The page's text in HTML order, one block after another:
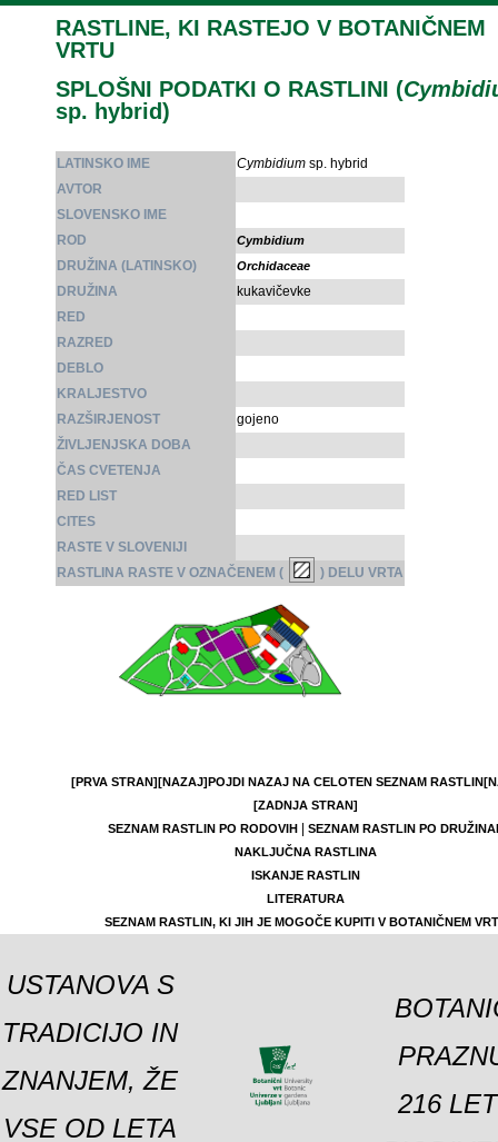
RASTLINE, KI RASTEJO V BOTANIČNEM
VRTU
SPLOŠNI PODATKI O RASTLINI (
sp. hybrid)
LATINSKO IME Cymbidium sp. hybrid
AVTOR
SLOVENSKO IME
ROD
Cymbidium
DRUŽINA (LATINSKO) Orchidaceae
DRUŽINA
kukavičevke
RED
RAZRED
DEBLO
KRALJESTVO
RAZŠIRJENOST
gojeno
ŽIVLJENJSKA DOBA
ČAS CVETENJA
RED LIST
CITES
RASTE V SLOVENIJI
RASTLINA RASTE V OZNAČENEM (
) DELU VRTA
[PRVA STRAN][NAZAJ]POJDI NAZAJ NA CELOTEN SEZNAM RASTLIN
[ZADNJA STRAN]
SEZNAM RASTLIN PO RODOVIH|
SEZNAM RASTLIN PO
NAKLJUČNA RASTLINA
ISKANJE RASTLIN
LITERATURA
SEZNAM RASTLIN, KI JIH JE MOGOČE KUPITI V BOTANIČNEM
USTANOVA S
TRADICIJO IN
ZNANJEM, ŽE
VSE OD LETA
216